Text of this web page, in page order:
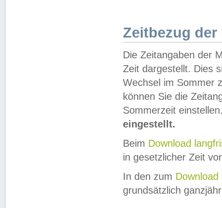
Zeitbezug der
Die Zeitangaben der
Zeit dargestellt. Dies
Wechsel im Sommer
können Sie die
Sommerzeit
eingestellt.
Beim Download
in gesetzlicher Zeit
In den zum Download
grundsätzlich